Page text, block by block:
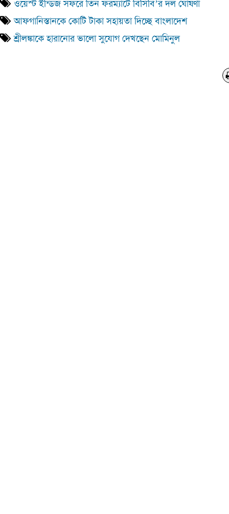
ওয়েস্ট ইন্ডিজ সফরে তিন ফরম্যাটে বিসিবি’র দল ঘোষণা
আফগানিস্তানকে কোটি টাকা সহায়তা দিচ্ছে বাংলাদেশ
শ্রীলঙ্কাকে হারানোর ভালো সুযোগ দেখছেন মোমিনুল